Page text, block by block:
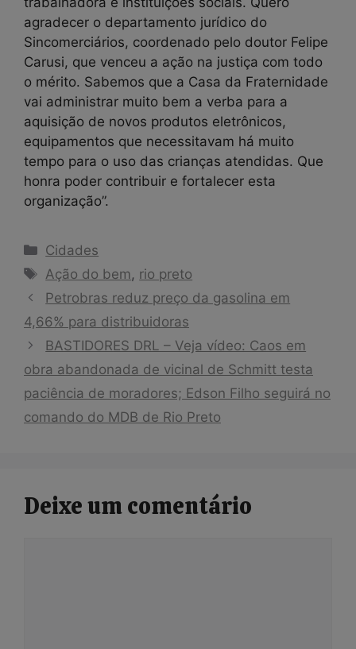
agradecer o departamento jurídico do
Sincomerciários, coordenado pelo doutor Felipe
Carusi, que venceu a ação na justiça com todo
o mérito. Sabemos que a Casa da Fraternidade
vai administrar muito bem a verba para a
aquisição de novos produtos eletrônicos,
equipamentos que necessitavam há muito
tempo para o uso das crianças atendidas. Que
honra poder contribuir e fortalecer esta
organização”.
Categorias
Cidades
Tags
Ação do bem, rio preto
Petrobras reduz preço da gasolina em
4,66% para distribuidoras
BASTIDORES DRL – Veja vídeo: Caos em
obra abandonada de vicinal de Schmitt testa
paciência de moradores; Edson Filho seguirá no
comando do MDB de Rio Preto
Deixe um comentário